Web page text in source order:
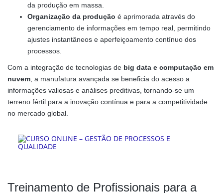
da produção em massa.
Organização da produção é aprimorada através do
gerenciamento de informações em tempo real, permitindo
ajustes instantâneos e aperfeiçoamento contínuo dos
processos.
Com a integração de tecnologias de big data e computação em
nuvem , a manufatura avançada se beneficia do acesso a
informações valiosas e análises preditivas, tornando-se um
terreno fértil para a inovação contínua e para a competitividade
no mercado global.
Treinamento de Profissionais para a